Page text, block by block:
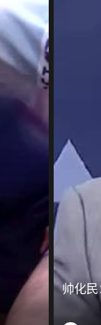
帅化